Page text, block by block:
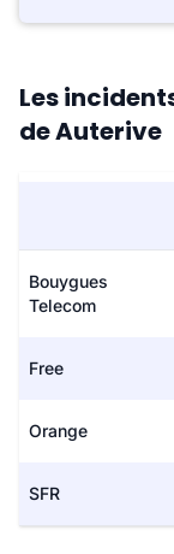
Les
de Auterive
Bouygues
Telecom
Free
Orange
SFR